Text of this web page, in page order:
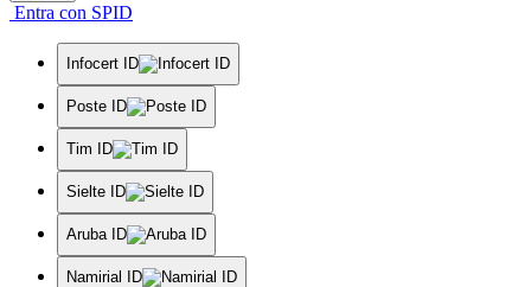
Entra con SPID
Infocert ID
Poste ID
Tim ID
Sielte ID
Aruba ID
Namirial ID